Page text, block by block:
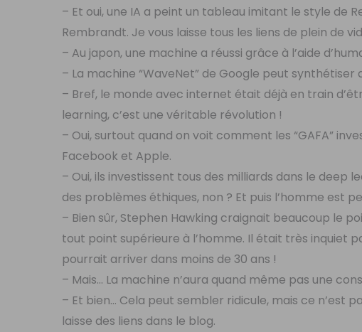
– Et oui, une IA a peint un tableau imitant le style de
Rembrandt. Je vous laisse tous les liens de plein de
– Au japon, une machine a réussi grâce à l’aide
– La machine “WaveNet” de Google peut synthétiser
– Bref, le monde avec internet était déjà en train
learning, c’est une véritable révolution !
– Oui, surtout quand on voit comment les “GAFA”
Facebook et Apple.
– Oui, ils investissent tous des milliards dans le
des problèmes éthiques, non ? Et puis l’homme est
– Bien sûr, Stephen Hawking craignait beaucoup le
tout point supérieure à l’homme. Il était très inquiet
pourrait arriver dans moins de 30 ans !
– Mais… La machine n’aura quand même pas une
– Et bien… Cela peut sembler ridicule, mais ce n’est
laisse des liens dans le blog.